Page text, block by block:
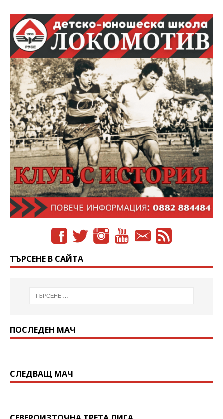
ТЪРСЕНЕ В САЙТА
ПОСЛЕДЕН МАЧ
СЛЕДВАЩ МАЧ